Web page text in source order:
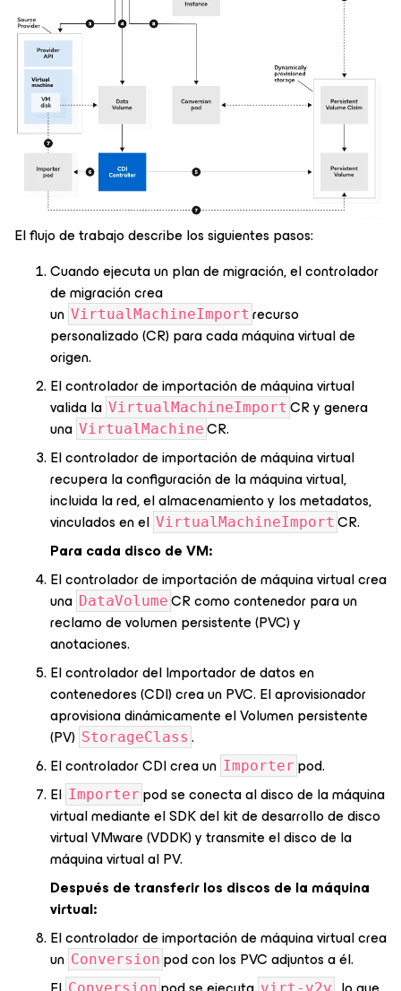
El flujo de trabajo describe los siguientes pasos:
Cuando ejecuta un plan de migración, el controlador
de migración crea
un VirtualMachineImport recurso
personalizado (CR) para cada máquina virtual de
origen.
El controlador de importación de máquina virtual
valida la VirtualMachineImport CR y genera
una VirtualMachine CR.
El controlador de importación de máquina virtual
recupera la configuración de la máquina virtual,
incluida la red, el almacenamiento y los metadatos,
vinculados en el VirtualMachineImport CR.
Para cada disco de VM:
El controlador de importación de máquina virtual crea
una DataVolume CR como contenedor para un
reclamo de volumen persistente (PVC) y
anotaciones.
El controlador del Importador de datos en
contenedores (CDI) crea un PVC. El aprovisionador
aprovisiona dinámicamente el Volumen persistente
(PV) StorageClass .
El controlador CDI crea un Importer pod.
El Importer pod se conecta al disco de la máquina
virtual mediante el SDK del kit de desarrollo de disco
virtual VMware (VDDK) y transmite el disco de la
máquina virtual al PV.
Después de transferir los discos de la máquina
virtual:
El controlador de importación de máquina virtual crea
un Conversion pod con los PVC adjuntos a él.